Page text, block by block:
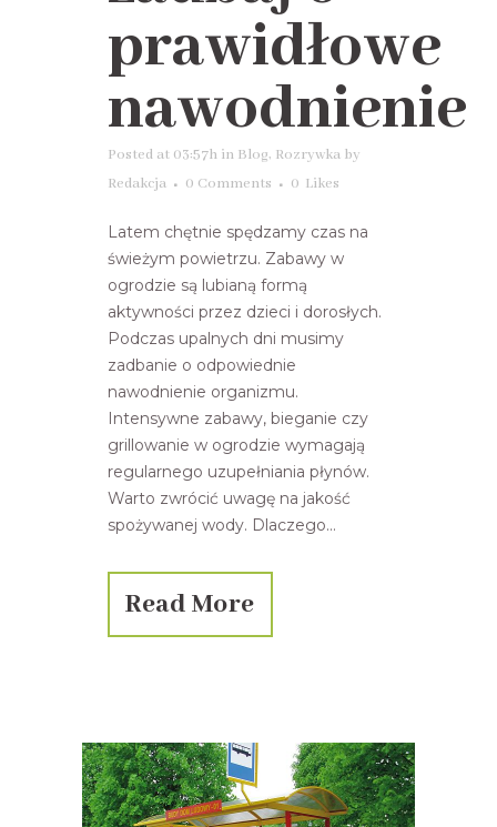
prawidłowe
nawodnienie
Posted at 03:57h in Blog, Rozrywka by
Redakcja
0 Comments 0 Likes
Latem chętnie spędzamy czas na
świeżym powietrzu. Zabawy w
ogrodzie są lubianą formą
aktywności przez dzieci i dorosłych.
Podczas upalnych dni musimy
zadbanie o odpowiednie
nawodnienie organizmu.
Intensywne zabawy, bieganie czy
grillowanie w ogrodzie wymagają
regularnego uzupełniania płynów.
Warto zwrócić uwagę na jakość
spożywanej wody. Dlaczego...
Read More